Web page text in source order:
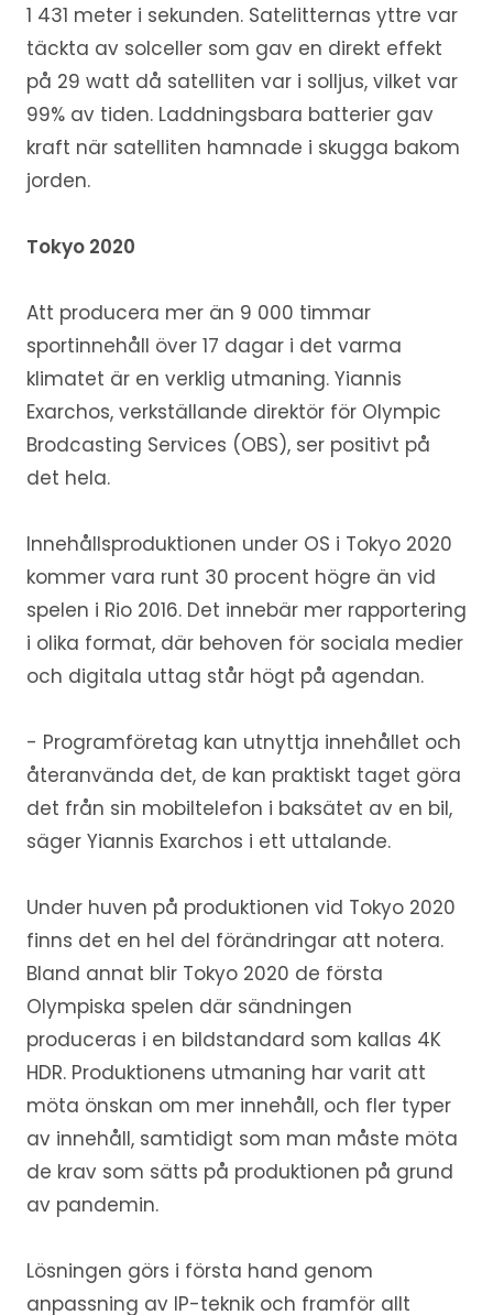
1 431 meter i sekunden. Satelitternas yttre var
täckta av solceller som gav en direkt effekt
på 29 watt då satelliten var i solljus, vilket var
99% av tiden. Laddningsbara batterier gav
kraft när satelliten hamnade i skugga bakom
jorden.
Tokyo 2020
Att producera mer än 9 000 timmar
sportinnehåll över 17 dagar i det varma
klimatet är en verklig utmaning. Yiannis
Exarchos, verkställande direktör för Olympic
Brodcasting Services (OBS), ser positivt på
det hela.
Innehållsproduktionen under OS i Tokyo 2020
kommer vara runt 30 procent högre än vid
spelen i Rio 2016. Det innebär mer rapportering
i olika format, där behoven för sociala medier
och digitala uttag står högt på agendan.
- Programföretag kan utnyttja innehållet och
återanvända det, de kan praktiskt taget göra
det från sin mobiltelefon i baksätet av en bil,
säger Yiannis Exarchos i ett uttalande.
Under huven på produktionen vid Tokyo 2020
finns det en hel del förändringar att notera.
Bland annat blir Tokyo 2020 de första
Olympiska spelen där sändningen
produceras i en bildstandard som kallas 4K
HDR. Produktionens utmaning har varit att
möta önskan om mer innehåll, och fler typer
av innehåll, samtidigt som man måste möta
de krav som sätts på produktionen på grund
av pandemin.
Lösningen görs i första hand genom
anpassning av IP-teknik och framför allt